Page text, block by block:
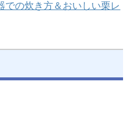
での炊き方＆おいしい栗レ